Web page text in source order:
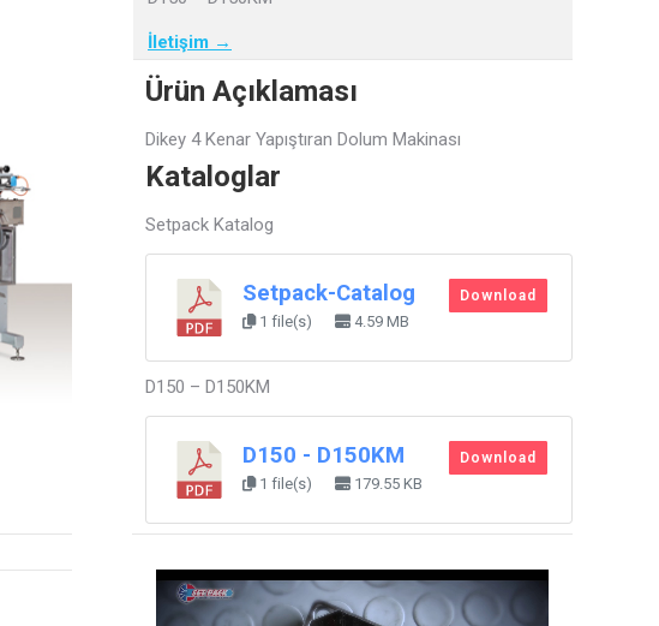
İletişim →
Ürün Açıklaması
Dikey 4 Kenar Yapıştıran Dolum Makinası
Kataloglar
Setpack Katalog
Setpack-Catalog
1 file(s) 4.59 MB
Download
D150 – D150KM
D150 - D150KM
1 file(s) 179.55 KB
Download